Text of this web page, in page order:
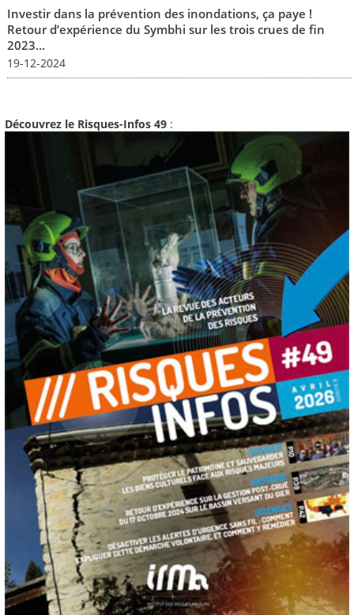
Investir dans la prévention des inondations, ça paye !
Retour d’expérience du Symbhi sur les trois crues de fin
2023...
19-12-2024
Découvrez le Risques-Infos 49 :